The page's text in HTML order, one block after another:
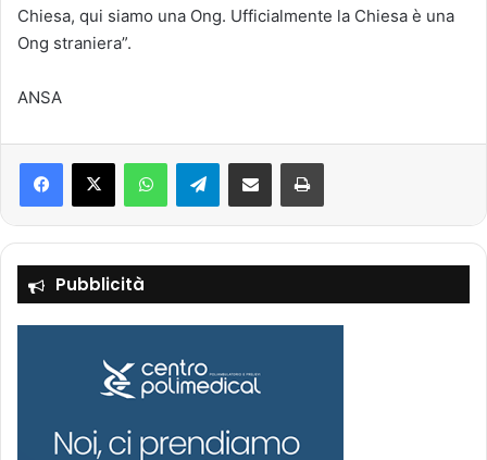
Chiesa, qui siamo una Ong. Ufficialmente la Chiesa è una
Ong straniera”.
ANSA
Telegram
Pubblicità